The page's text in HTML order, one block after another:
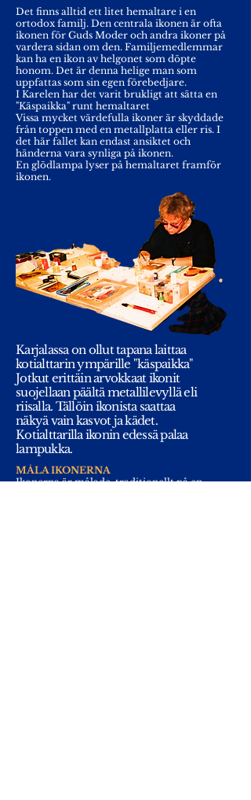
Det finns alltid ett litet hemaltare i en
ortodox familj. Den centrala ikonen är ofta
ikonen för Guds Moder och andra ikoner på
vardera sidan om den. Familjemedlemmar
kan ha en ikon av helgonet som döpte
honom. Det är denna helige man som
uppfattas som sin egen förebedjare.
I Karelen har det varit brukligt att sätta en
"Käspaikka" runt hemaltaret
Vissa mycket värdefulla ikoner är skyddade
från toppen med en metallplatta eller ris. I
det här fallet kan endast ansiktet och
händerna vara synliga på ikonen.
En glödlampa lyser på hemaltaret framför
ikonen.
Karjalassa on ollut tapana laittaa
kotialttarin ympärille "käspaikka"
Jotkut erittäin arvokkaat ikonit
suojellaan päältä metallilevyllä eli
riisalla. Tällöin ikonista saattaa
näkyä vain kasvot ja kädet.
Kotialttarilla ikonin edessä palaa
lampukka.
MÅLA IKONERNA
Ikonerna är målade traditionellt på en